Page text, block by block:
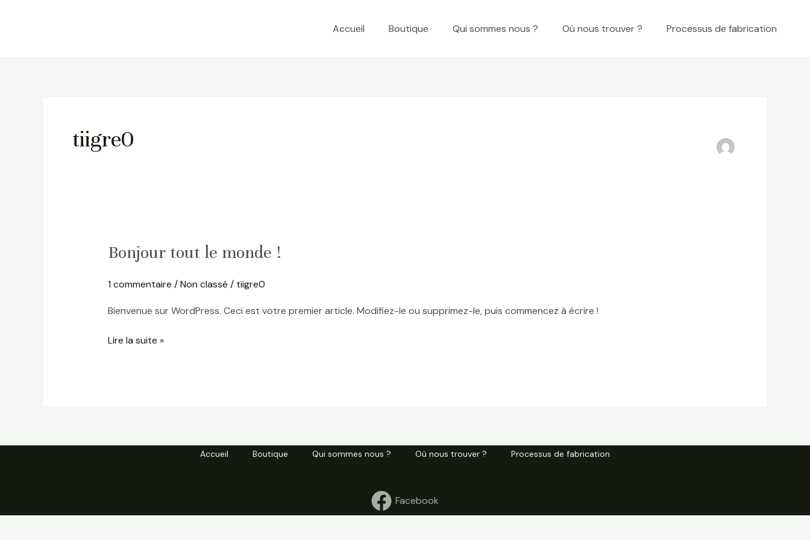
Accueil Boutique Qui sommes nous ? Où nous trouver ? Processus de fabrication
tiigre0
Bonjour tout le monde !
1 commentaire /Non classé / tiigre0
Bienvenue sur WordPress. Ceci est votre premier article. Modifiez-le ou supprimez-le, puis commencez à écrire !
Bonjour
le
Lire la suite »
Accueil Boutique Qui sommes nous ? Où nous trouver ? Processus de fabrication
Facebook